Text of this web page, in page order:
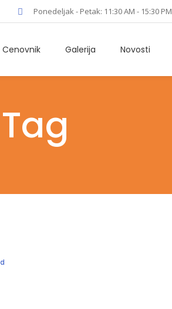
Ponedeljak - Petak: 11:30 AM - 15:30 PM
Cenovnik Galerija Novosti